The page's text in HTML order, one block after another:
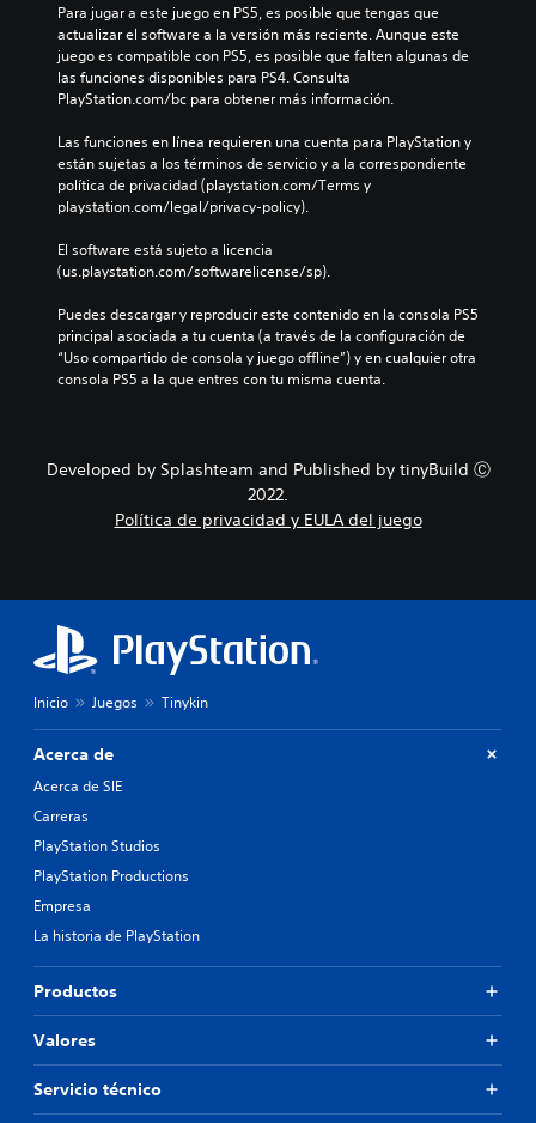
Para jugar a este juego en PS5, es posible que tengas que
actualizar el software a la versión más reciente. Aunque este
juego es compatible con PS5, es posible que falten algunas de
las funciones disponibles para PS4. Consulta
PlayStation.com/bc para obtener más información.
Las funciones en línea requieren una cuenta para PlayStation y
están sujetas a los términos de servicio y a la correspondiente
política de privacidad (playstation.com/Terms y
playstation.com/legal/privacy-policy).
El software está sujeto a licencia
(us.playstation.com/softwarelicense/sp).
Puedes descargar y reproducir este contenido en la consola PS5
principal asociada a tu cuenta (a través de la configuración de
“Uso compartido de consola y juego offline”) y en cualquier otra
consola PS5 a la que entres con tu misma cuenta.
Developed by Splashteam and Published by tinyBuild Ⓒ
2022.
Política de privacidad y EULA del juego
Inicio Juegos Tinykin
Acerca de
Acerca de SIE
Carreras
PlayStation Studios
PlayStation Productions
Empresa
La historia de PlayStation
Productos
Valores
Servicio técnico